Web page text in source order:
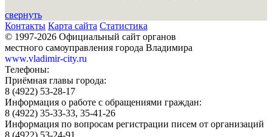
свернуть
Контакты Карта сайта Статистика
© 1997-2026 Официальный сайт органов
местного самоуправления города Владимира
www.vladimir-city.ru
Телефоны:
Приёмная главы города:
8 (4922) 53-28-17
Информация о работе с обращениями граждан:
8 (4922) 35-33-33, 35-41-26
Информация по вопросам регистрации писем от организаций
8 (4922) 53-24-91